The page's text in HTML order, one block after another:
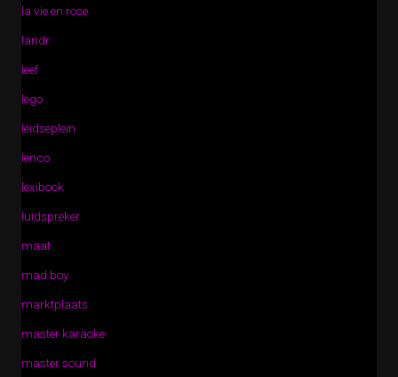
la vie en rose
landr
leef
lego
leidseplein
lenco
lexibook
luidspreker
maat
mad boy
marktplaats
master karaoke
master sound